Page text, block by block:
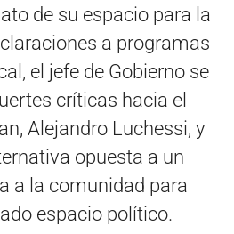
de su espacio para la
a programas
el jefe de Gobierno se
críticas hacia el
Alejandro Luchessi, y
opuesta a un
a la comunidad para
espacio político.